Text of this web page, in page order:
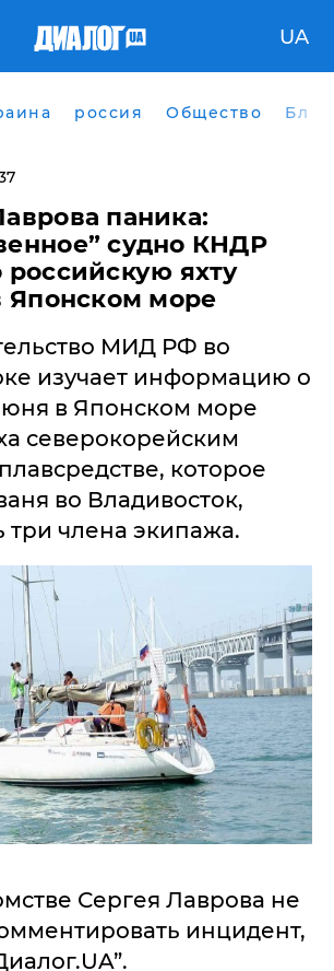
UA
россия Общество
паника:
судно КНДР
российскую яхту
Японском море
МИД РФ во
изучает информацию о
в Японском море
северокорейским
которое
во Владивосток,
три члена экипажа.
Сергея Лаврова не
инцидент,